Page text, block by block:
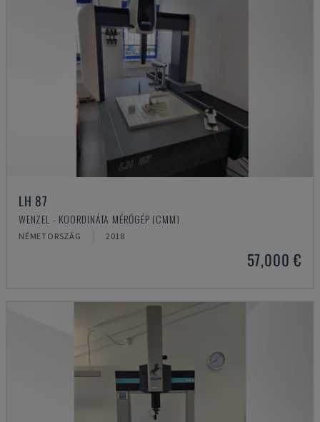
LH 87
WENZEL - KOORDINÁTA MÉRŐGÉP (CMM)
NÉMETORSZÁG 2018
57,000 €